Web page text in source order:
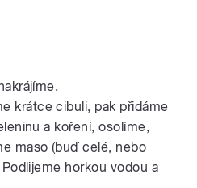
krátce cibuli, pak přidáme
a koření, osolíme,
maso (buď celé, nebo
horkou vodou a